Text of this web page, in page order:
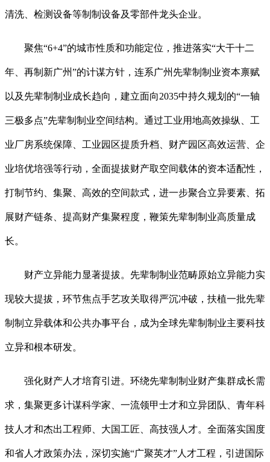
清洗、检测设备等制制设备及零部件龙头企业。
聚焦“6+4”的城市性质和功能定位，推进落实“大干十二
年、再制新广州”的计谋方针，连系广州先辈制制业资本禀赋
以及先辈制制业成长趋向，建立面向2035中持久规划的“一轴
三极多点”先辈制制业空间结构。通过工业用地高效操纵、工
业厂房系统保障、工业园区提质升档、财产园区高效运营、企
业培优培强等行动，全面提拔财产取空间载体的资本适配性，
打制节约、集聚、高效的空间款式，进一步聚合立异要素、拓
展财产链条、提高财产集聚程度，鞭策先辈制制业高质量成
长。
财产立异能力显著提拔。先辈制制业范畴原始立异能力实
现较大提拔，环节焦点手艺攻关取得严沉冲破，扶植一批先辈
制制立异载体和公共办事平台，成为全球先辈制制业主要科技
立异和根本研发。
强化财产人才培育引进。环绕先辈制制业财产集群成长需
求，集聚更多计谋科学家、一流领甲士才和立异团队、青年科
技人才和杰出工程师、大国工匠、高技强人才。全面落实国度
和省人才政策办法，深切实施“广聚英才”人才工程，引进国际